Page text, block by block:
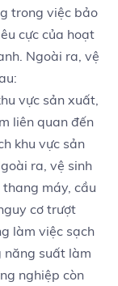
trong việc bảo
cực của hoạt
Ngoài ra, vệ
vực sản xuất,
liên quan đến
khu vực sản
ra, vệ sinh
máy, cầu
cơ trượt
làm việc sạch
năng suất làm
nghiệp còn